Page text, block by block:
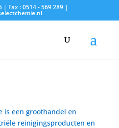
| Fax : 0514 - 569 289 |
is een groothandel en
reinigingsproducten en